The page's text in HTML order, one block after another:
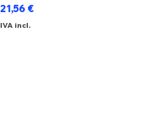
Preço
21,56 €
IVA incl.